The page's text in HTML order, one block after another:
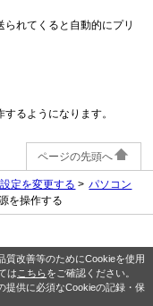
質改善等のためにCookieを使用
は こちらをご確認ください。
提供に必須なCookieの記録・保
れてくると自動的にプリ
るようになります。
ページの先頭へ
定を変更する
パソコン
を操作する